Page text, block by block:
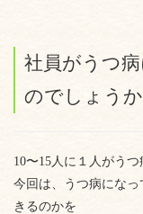
社員がうつ
のでしょうか
10〜15人に１人がう
今回は、うつ病にな
きるのかを